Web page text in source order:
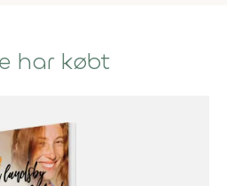
har købt